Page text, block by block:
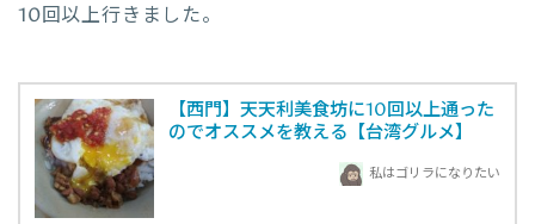
10回以上行きました。
【西門】天天利美食坊に10回以上通った
のでオススメを教える【台湾グルメ】
私はゴリラになりたい